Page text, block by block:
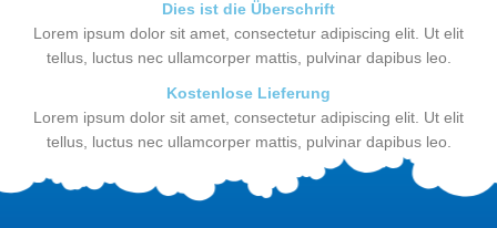
Dies ist die Überschrift
Lorem ipsum dolor sit amet, consectetur adipiscing elit. Ut elit
tellus, luctus nec ullamcorper mattis, pulvinar dapibus leo.
Kostenlose Lieferung
Lorem ipsum dolor sit amet, consectetur adipiscing elit. Ut elit
tellus, luctus nec ullamcorper mattis, pulvinar dapibus leo.